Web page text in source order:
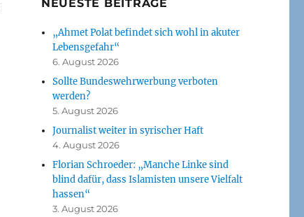
NEUESTE BEITRÄGE
„Ahmet Polat befindet sich wohl in akuter
Lebensgefahr“
6. August 2026
Sollte Bundeswehrwerbung verboten
werden?
5. August 2026
Journalist weiter in syrischer Haft
4. August 2026
Florian Schroeder: „Manche Linke sind
blind dafür, dass Islamisten unsere Vielfalt
hassen“
3. August 2026